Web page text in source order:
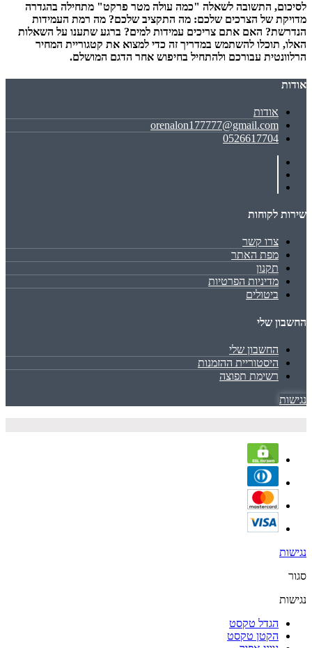
לסיכום, התשובה לשאלה "כמה עולה מטר פרקט" מתחילה בהגדרה
מדויקת של הצרכים שלכם: מה התקציב שלכם? מה רמת העמידות
הנדרשת? האם אתם צריכים עמידות למים? ברגע שתענו על השאלות
האלו, תוכלו להשתמש במדריך זה כדי למצוא את קטגוריית המחיר
הרלוונטית עבורכם ולהתחיל בחיפוש אחר הדגם המושלם.
אודות
אודות
orenalon177777@gmail.com
0526617704
שירות לקוחות
צרו קשר
מפת האתר
תקנון
מדיניות הפרטיות
ביטולים
החשבון שלי
החשבון שלי
היסטוריית ההזמנות
רשימת תפוצה
נגישות
נגישות
סגור
נגישות
הגדל טקסט
הקטן טקסט